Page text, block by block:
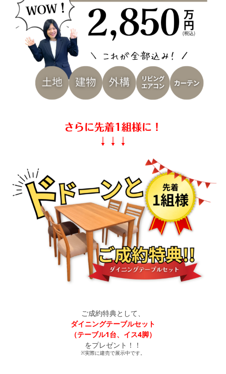
さらに先着1組様に！
↓↓↓
ご成約特典として、
ダイニングテーブルセット
（テーブル1台、イス4脚）
をプレゼント！！
※実際に建売で展示中です。